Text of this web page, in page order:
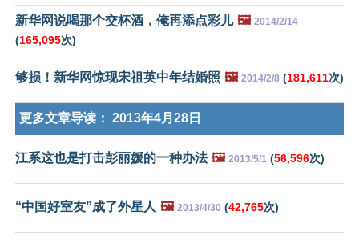
新华网说喝那个交杯酒，俺再添点彩儿 🖼️ 2014/2/14
(165,095次)
够损！新华网惊现宋祖英中年结婚照 🖼️ 2014/2/8 (181,611次)
更多文章导读： 2013年4月28日
江系这也是打击彭丽媛的一种办法 🖼️ 2013/5/1 (56,596次)
“中国好室友”成了外星人 🖼️ 2013/4/30 (42,765次)